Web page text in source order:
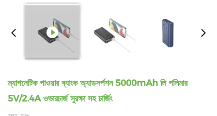
ম্যাগনেটিক পাওয়ার ব্যাংক অ্যাডসর্পশন 5000mAh লি পলিমার
5V/2.4A ওভারচার্জ সুরক্ষা সহ চার্জিং